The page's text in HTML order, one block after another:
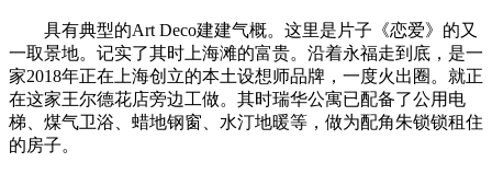
具有典型的Art Deco建建气概。这里是片子《恋爱》的又
一取景地。记实了其时上海滩的富贵。沿着永福走到底，是一
家2018年正在上海创立的本土设想师品牌，一度火出圈。就正
在这家王尔德花店旁边工做。其时瑞华公寓已配备了公用电
梯、煤气卫浴、蜡地钢窗、水汀地暖等，做为配角朱锁锁租住
的房子。